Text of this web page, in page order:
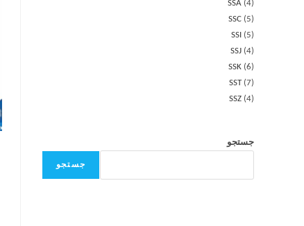
SSA 4
SSC
5
SSI
5
SSJ 4
SSK 6
SST 7
SSZ 4
جستجو
جستجو